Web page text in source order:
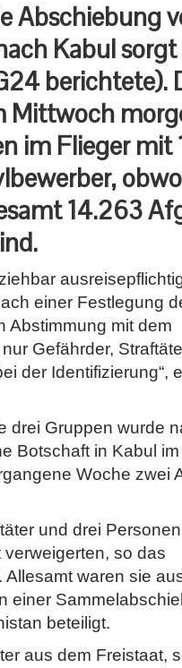
Abschiebung
Kabul
berichtete).
Mittwoch
im Flieger mit
14.263
einer Festlegung
Abstimmung mit dem
Gefährder,
der Identifizierung“,
drei Gruppen wurde
Botschaft in Kabul
Woche zwei
und drei
so das
waren sie
einer
beteiligt.
aus dem Freistaat,